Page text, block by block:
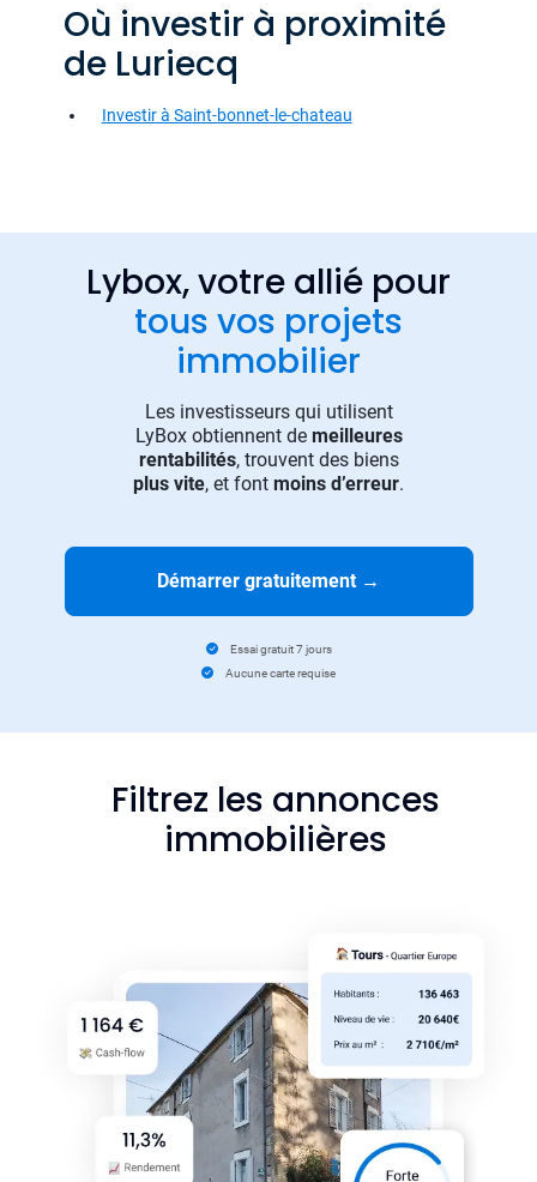
Où investir à proximité
de Luriecq
Investir à Saint-bonnet-le-chateau
Lybox, votre allié pour
tous vos projets
immobilier
Les investisseurs qui utilisent
LyBox obtiennent de meilleures
rentabilités, trouvent des biens
plus vite, et font moins d’erreur.
Démarrer gratuitement →
Essai gratuit 7 jours
Aucune carte requise
Filtrez les annonces
immobilières